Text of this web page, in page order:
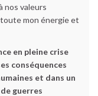
nos valeurs
toute mon énergie et
en pleine crise
conséquences
et dans un
guerres